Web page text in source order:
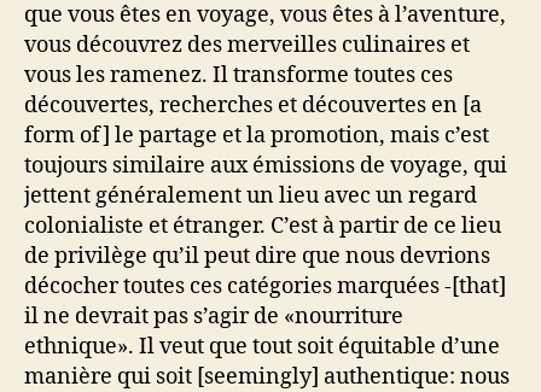
que vous êtes en voyage, vous êtes à l’aventure,
vous découvrez des merveilles culinaires et
vous les ramenez. Il transforme toutes ces
découvertes, recherches et découvertes en [a
form of] le partage et la promotion, mais c’est
toujours similaire aux émissions de voyage, qui
jettent généralement un lieu avec un regard
colonialiste et étranger. C’est à partir de ce lieu
de privilège qu’il peut dire que nous devrions
décocher toutes ces catégories marquées -[that]
il ne devrait pas s’agir de «nourriture
ethnique». Il veut que tout soit équitable d’une
manière qui soit [seemingly] authentique: nous